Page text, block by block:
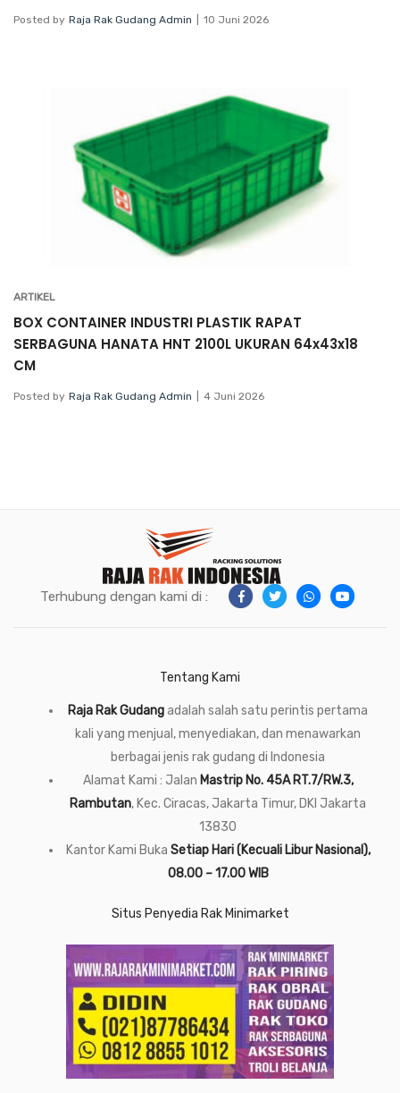
Posted by Raja Rak Gudang Admin 10 Juni 2026
ARTIKEL
BOX CONTAINER INDUSTRI PLASTIK RAPAT
SERBAGUNA HANATA HNT 2100L UKURAN 64x43x18
CM
Posted by Raja Rak Gudang Admin 4 Juni 2026
Terhubung dengan kami di :
Tentang Kami
Raja Rak Gudangadalah salah satu perintis pertama
kali yang menjual, menyediakan, dan menawarkan
berbagai jenis rak gudang di Indonesia
Alamat Kami : Jalan Mastrip No. 45A RT.7/RW.3,
Rambutan, Kec. Ciracas, Jakarta Timur, DKI Jakarta
13830
Kantor Kami Buka Setiap Hari (Kecuali Libur Nasional),
08.00 – 17.00 WIB
Situs Penyedia Rak Minimarket